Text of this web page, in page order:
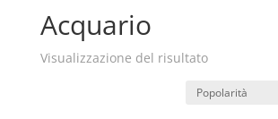
Acquario
Visualizzazione del risultato